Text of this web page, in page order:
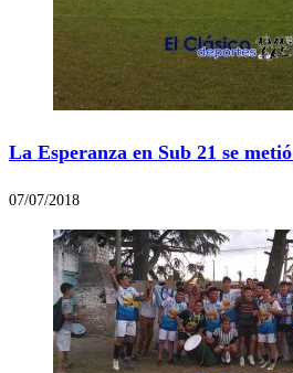
La Esperanza en Sub 21 se
07/07/2018